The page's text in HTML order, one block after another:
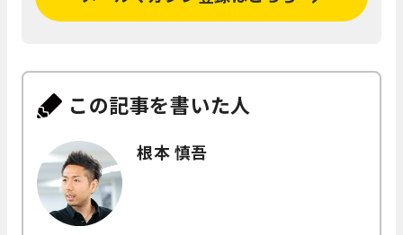
この記事を書いた人
根本 慎吾